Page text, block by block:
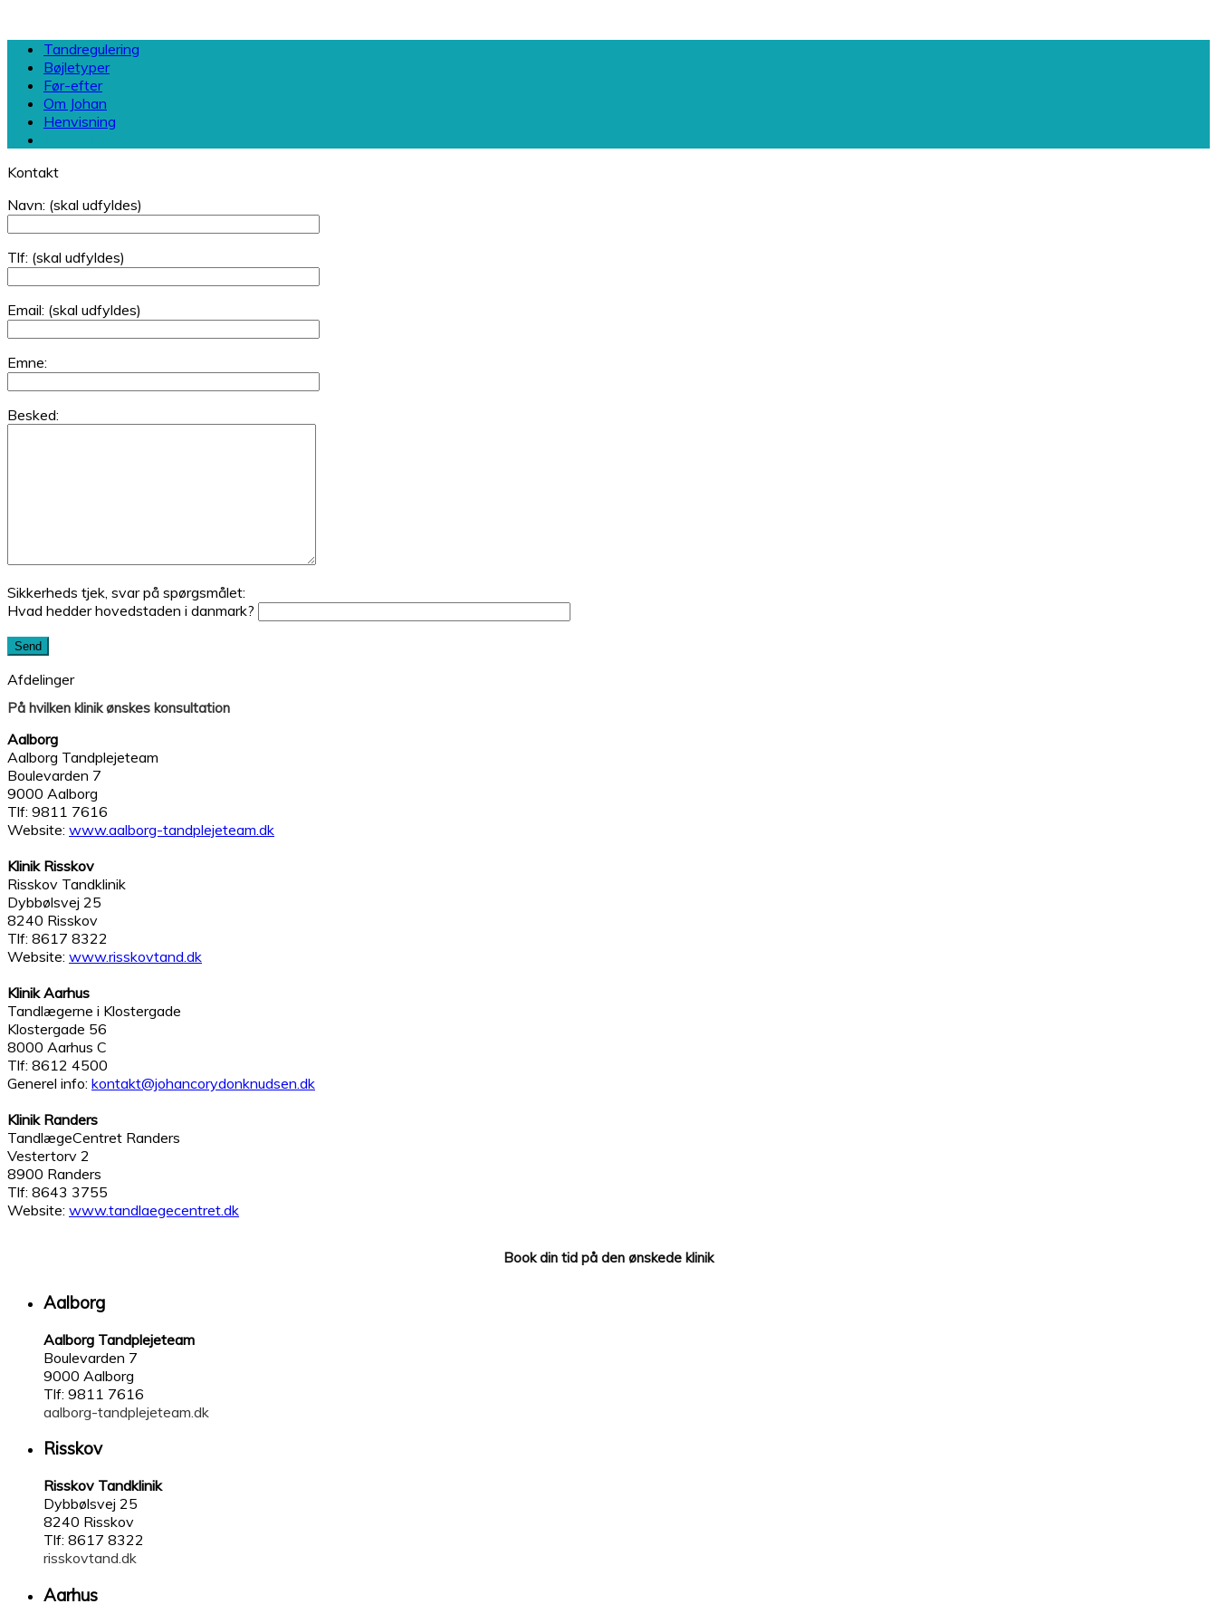
Tandregulering
Bøjletyper
Før-efter
Om Johan
Henvisning
Kontakt
Navn: (skal udfyldes)
Tlf: (skal udfyldes)
Email: (skal udfyldes)
Emne:
Besked:
Sikkerheds tjek, svar på spørgsmålet:
Hvad hedder hovedstaden i danmark?
Afdelinger
På hvilken klinik ønskes konsultation
Aalborg
Aalborg Tandplejeteam
Boulevarden 7
9000 Aalborg
Tlf: 9811 7616
Website: www.aalborg-tandplejeteam.dk
Klinik Risskov
Risskov Tandklinik
Dybbølsvej 25
8240 Risskov
Tlf: 8617 8322
Website: www.risskovtand.dk
Klinik Aarhus
Tandlægerne i Klostergade
Klostergade 56
8000 Aarhus C
Tlf: 8612 4500
Generel info: kontakt@johancorydonknudsen.dk
Klinik Randers
TandlægeCentret Randers
Vestertorv 2
8900 Randers
Tlf: 8643 3755
Website: www.tandlaegecentret.dk
Book din tid på den ønskede klinik
Aalborg
Aalborg Tandplejeteam
Boulevarden 7
9000 Aalborg
Tlf: 9811 7616
aalborg-tandplejeteam.dk
Risskov
Risskov Tandklinik
Dybbølsvej 25
8240 Risskov
Tlf: 8617 8322
risskovtand.dk
Aarhus